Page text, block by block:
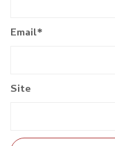
Email*
Site